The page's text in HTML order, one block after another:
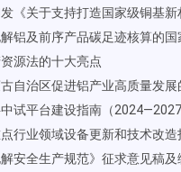
源法的十大亮点